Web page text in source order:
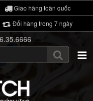
Giao hàng toàn quốc
Đổi hàng trong 7 ngày